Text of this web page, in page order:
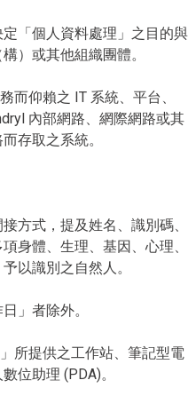
「個人資料處理」之目的與
）或其他組織團體。
而仰賴之 IT 系統、平台、
內部網路、網際網路或其
存取之系統。
方式，提及姓名、識別碼、
身體、生理、基因、心理、
以識別之自然人。
」者除外。
所提供之工作站、筆記型電
位助理 (PDA)。